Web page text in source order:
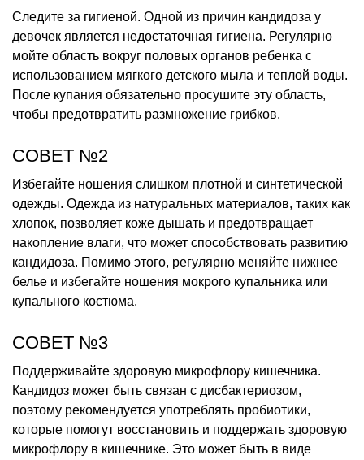
Следите за гигиеной. Одной из причин кандидоза у
девочек является недостаточная гигиена. Регулярно
мойте область вокруг половых органов ребенка с
использованием мягкого детского мыла и теплой воды.
После купания обязательно просушите эту область,
чтобы предотвратить размножение грибков.
СОВЕТ №2
Избегайте ношения слишком плотной и синтетической
одежды. Одежда из натуральных материалов, таких как
хлопок, позволяет коже дышать и предотвращает
накопление влаги, что может способствовать развитию
кандидоза. Помимо этого, регулярно меняйте нижнее
белье и избегайте ношения мокрого купальника или
купального костюма.
СОВЕТ №3
Поддерживайте здоровую микрофлору кишечника.
Кандидоз может быть связан с дисбактериозом,
поэтому рекомендуется употреблять пробиотики,
которые помогут восстановить и поддержать здоровую
микрофлору в кишечнике. Это может быть в виде